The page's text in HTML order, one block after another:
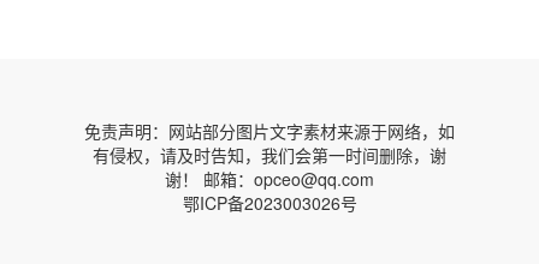
免责声明：网站部分图片文字素材来源于网络，如
有侵权，请及时告知，我们会第一时间删除，谢
谢！ 邮箱：opceo@qq.com
鄂ICP备2023003026号